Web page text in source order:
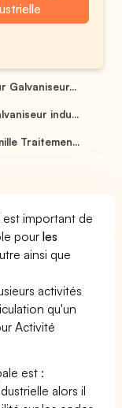
Galvaniseur...
indu...
Traitemen...
est important de
pourles
ainsi que
activités
qu'un
Activité
est :
alors il